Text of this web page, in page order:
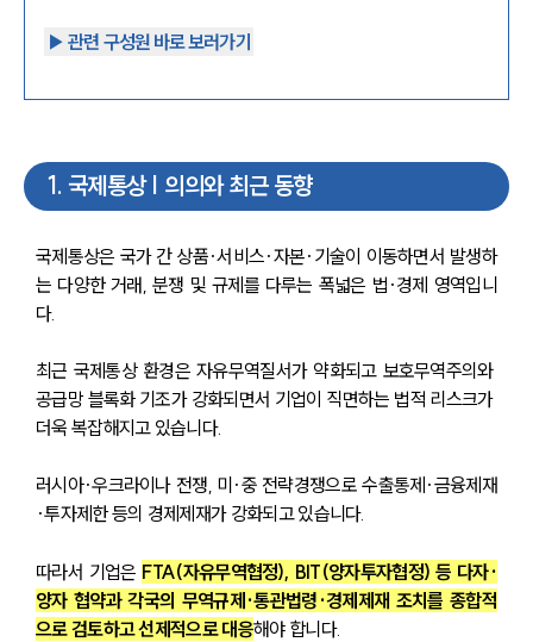
▶︎ 관련 구성원 바로 보러가기
1 . 국제통상 | 의의와 최근 동향
국제통상은 국가 간 상품·서비스·자본·기술이 이동하면서 발생하
는 다양한 거래, 분쟁 및 규제를 다루는 폭넓은 법·경제 영역입니
다.
최근 국제통상 환경은 자유무역질서가 약화되고 보호무역주의와
공급망 블록화 기조가 강화되면서 기업이 직면하는 법적 리스크가
더욱 복잡해지고 있습니다.
러시아·우크라이나 전쟁, 미·중 전략경쟁으로 수출통제·금융제재
·투자제한 등의 경제제재가 강화되고 있습니다.
따라서 기업은 FTA(자유무역협정), BIT(양자투자협정) 등 다자·
양자 협약과 각국의 무역규제·통관법령·경제제재 조치를 종합적
으로 검토하고 선제적으로 대응해야 합니다.